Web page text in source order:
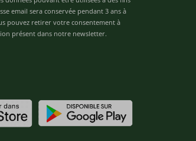
email sera conservée pendant 3 ans à
pouvez retirer votre consentement à
présent dans notre newsletter.